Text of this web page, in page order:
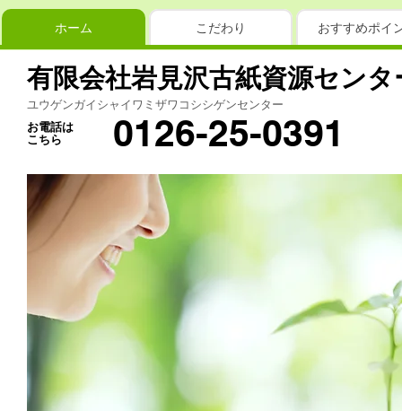
ホーム こだわり おすすめポイ
有限会社岩見沢古紙資源センタ
ユウゲンガイシャイワミザワコシシゲンセンター
お電話は
こちら
0126-25-0391